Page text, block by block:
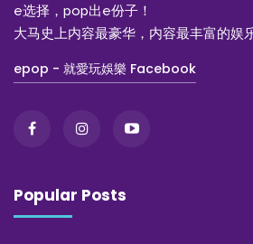
e选择，pop出e份子！
大马史上内容最豪华，内容最丰富的娱
epop - 就愛玩娛樂 Facebook
Popular Posts